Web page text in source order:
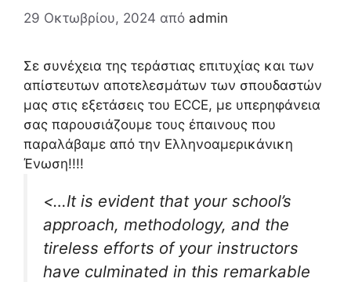
29 Οκτωβρίου, 2024 από admin
Σε συνέχεια της τεράστιας επιτυχίας και των
απίστευτων αποτελεσμάτων των σπουδαστών
μας στις εξετάσεις του ECCE, με υπερηφάνεια
σας παρουσιάζουμε τους έπαινους που
παραλάβαμε από την Ελληνοαμερικάνικη
Ένωση!!!!
<…It is evident that your school’s
approach, methodology, and the
tireless efforts of your instructors
have culminated in this remarkable